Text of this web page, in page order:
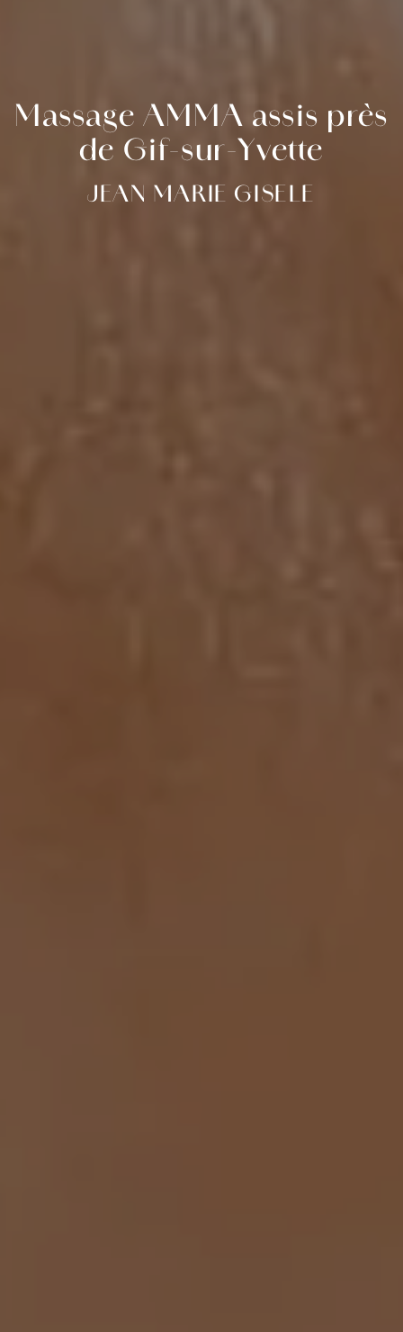
Massage AMMA assis près
de Gif-sur-Yvette
JEAN MARIE GISELE